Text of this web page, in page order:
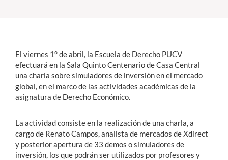
English
El viernes 1° de abril, la Escuela de Derecho PUCV
efectuará en la Sala Quinto Centenario de Casa Central
una charla sobre simuladores de inversión en el mercado
global, en el marco de las actividades académicas de la
asignatura de Derecho Económico.
La actividad consiste en la realización de una charla, a
cargo de Renato Campos, analista de mercados de Xdirect
y posterior apertura de 33 demos o simuladores de
inversión, los que podrán ser utilizados por profesores y